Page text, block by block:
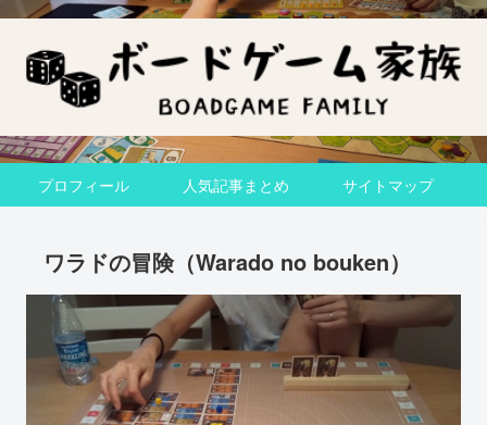
プロフィール 人気記事まとめ サイトマップ
ワラドの冒険（Warado no bouken）